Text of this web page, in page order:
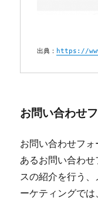
出典： https://
お問い合わせ
お問い合わせフ
あるお問い合わ
スの紹介を行う
ーケティングでは